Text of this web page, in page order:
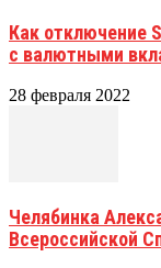
Как отключение
с валютными
28 февраля 2022
Челябинка
Всероссийской